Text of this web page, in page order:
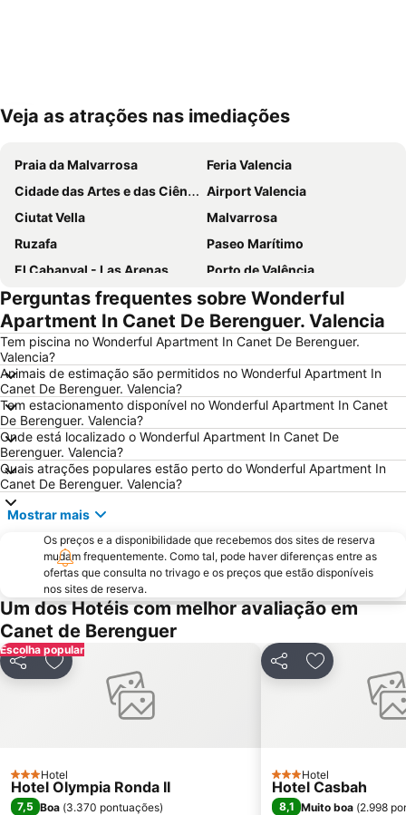
Ampliar mapa
Veja as atrações nas imediações
Praia da Malvarrosa
Feria Valencia
Cidade das Artes e das Ciências
Airport Valencia
Ciutat Vella
Malvarrosa
Ruzafa
Paseo Marítimo
El Cabanyal - Las Arenas
Porto de Valência
Circuit Ricardo Tormo
El Pinar
Bairro histórico
Catedral de Valencia
Eixample
L'Oceanogràfic
Benicàssim
Mercado Central
Entradas Oceanografic Ciudad de las Artes
Racó de Mar
De la Patacona
Metrô de Valência
El Saler
Norte
Quatre Carreres
Malilla
Port Saplaya Sur
Mestalla Camp del Valencia
Heliópolis
Voramar
9 d'Octubre
Museu das Ciências Príncipe Felipe
La Punta
Calle de Colón
Jardin Botànico
Arenal Sound
Sant Antoni
Palacio de Congresos de Valencia
Perguntas frequentes sobre Wonderful
Apartment In Canet De Berenguer. Valencia
Tem piscina no Wonderful Apartment In Canet De Berenguer.
Valencia?
Animais de estimação são permitidos no Wonderful Apartment In
Canet De Berenguer. Valencia?
Tem estacionamento disponível no Wonderful Apartment In Canet
De Berenguer. Valencia?
Onde está localizado o Wonderful Apartment In Canet De
Berenguer. Valencia?
Quais atrações populares estão perto do Wonderful Apartment In
Canet De Berenguer. Valencia?
Mostrar mais
Os preços e a disponibilidade que recebemos dos sites de reserva
mudam frequentemente. Como tal, pode haver diferenças entre as
ofertas que consulta no trivago e os preços que estão disponíveis
nos sites de reserva.
Um dos Hotéis com melhor avaliação em
Canet de Berenguer
Escolha popular
PartilharAdicionar aos favoritos
3 Estrelas
Hotel
Hotel Olympia Ronda II
7,5 Boa (3.370 pontuações)
PartilharAdicionar
3 Estrelas
Hotel
Hotel Casbah
8,1 Muito boa (2.998